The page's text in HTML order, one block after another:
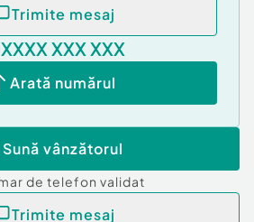
Trimite mesaj
XXXX XXX XXX
Arată numărul
Sună vânzătorul
de telefon validat
Trimite mesaj